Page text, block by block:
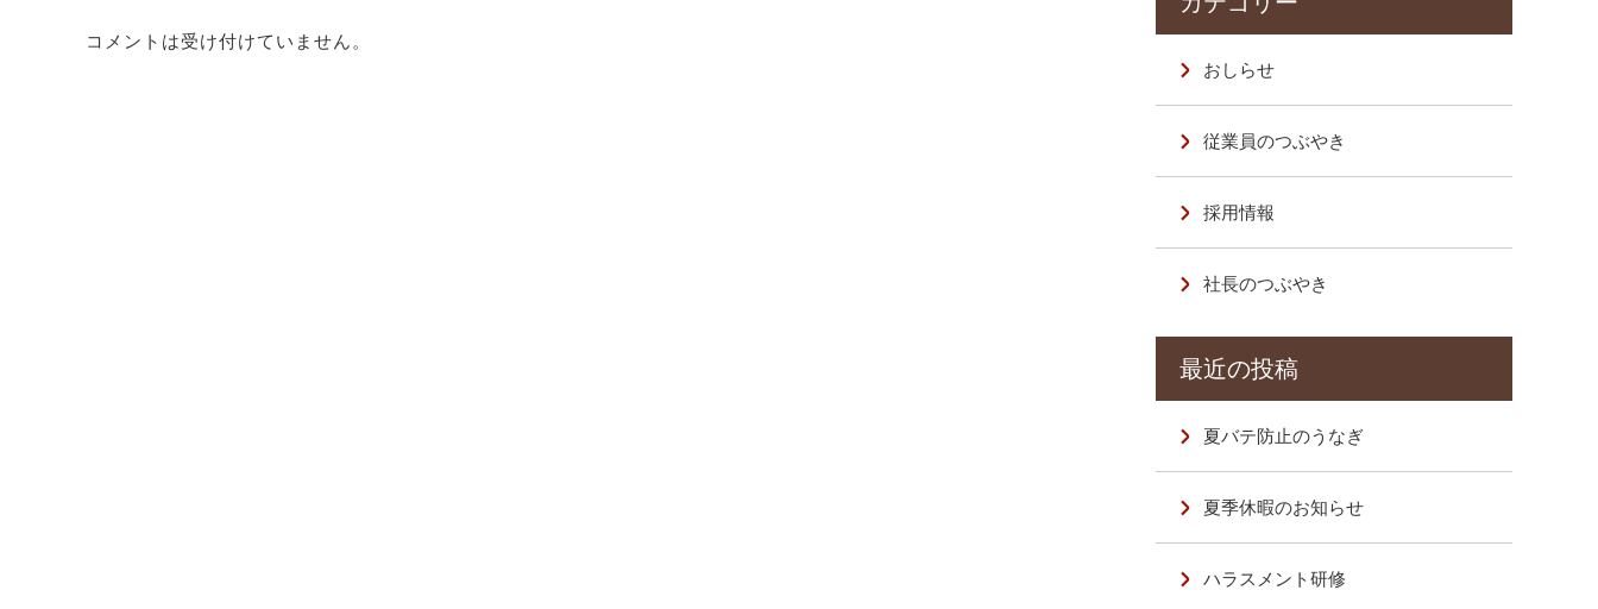
コメントは受け付けていません。
おしらせ
従業員のつぶやき
採用情報
社長のつぶやき
夏バテ防止のうなぎ
夏季休暇のお知らせ
ハラスメント研修